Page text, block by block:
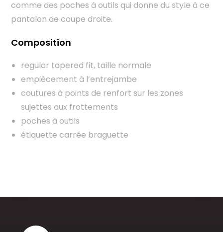
comme des poches à outils qui donne du style à ce
pantalon de coupe droite.
Composition
regular tapered fit, taille normale
empiècement à l’entrejambe
coutures à points de renfort sur les zones
sujettes aux frottements
poches à outils
étiquette carrée braguette